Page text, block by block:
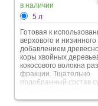
в наличии
5 л
Готовая к
верхового и
добавлением
коры хвойных
кокосового волокна
фракции. Тщательно
подобранный состав
водо- и